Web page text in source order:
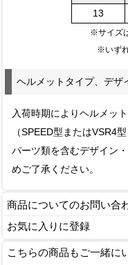
13
※サイズ
※いず
ヘルメットタイプ、デザ
入荷時期によりヘルメッ
（SPEED型またはVSR4
パーツ類を含むデザイン
めご了承ください。
商品についてのお問い合
お気に入りに登録
こちらの商品もご一緒に